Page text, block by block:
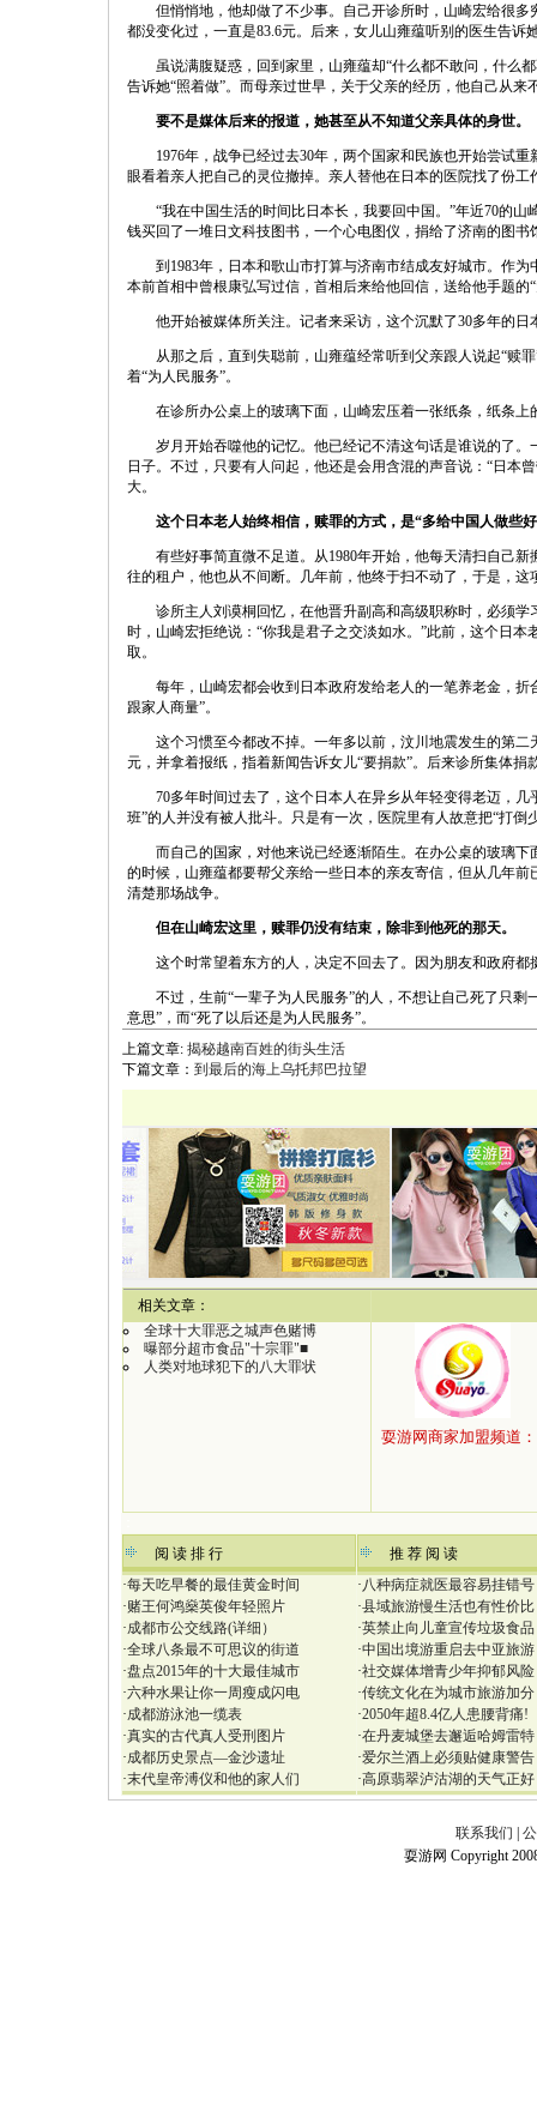
但悄悄地，他却做了不少事。自己开诊所时，山崎宏给很
都没变化过，一直是83.6元。后来，女儿山雍蕴听别的医生告诉
虽说满腹疑惑，回到家里，山雍蕴却“什么都不敢问，什么
告诉她“照着做”。而母亲过世早，关于父亲的经历，他自己从来
要不是媒体后来的报道，她甚至从不知道父亲具体的身世。
1976年，战争已经过去30年，两个国家和民族也开始尝试
眼看着亲人把自己的灵位撤掉。亲人替他在日本的医院找了份工
“我在中国生活的时间比日本长，我要回中国。”年近70的
钱买回了一堆日文科技图书，一个心电图仪，捐给了济南的图书
到1983年，日本和歌山市打算与济南市结成友好城市。作
本前首相中曾根康弘写过信，首相后来给他回信，送给他手题的
他开始被媒体所关注。记者来采访，这个沉默了30多年的
从那之后，直到失聪前，山雍蕴经常听到父亲跟人说起“赎
着“为人民服务”。
在诊所办公桌上的玻璃下面，山崎宏压着一张纸条，纸条
岁月开始吞噬他的记忆。他已经记不清这句话是谁说的了
日子。不过，只要有人问起，他还是会用含混的声音说：“日本
大。
这个日本老人始终相信，赎罪的方式，是“多给中国人做些
有些好事简直微不足道。从1980年开始，他每天清扫自己
往的租户，他也从不间断。几年前，他终于扫不动了，于是，
诊所主人刘谟桐回忆，在他晋升副高和高级职称时，必须
时，山崎宏拒绝说：“你我是君子之交淡如水。”此前，这个日
取。
每年，山崎宏都会收到日本政府发给老人的一笔养老金，
跟家人商量”。
这个习惯至今都改不掉。一年多以前，汶川地震发生的第
元，并拿着报纸，指着新闻告诉女儿“要捐款”。后来诊所集体捐
70多年时间过去了，这个日本人在异乡从年轻变得老迈，
班”的人并没有被人批斗。只是有一次，医院里有人故意把“打
而自己的国家，对他来说已经逐渐陌生。在办公桌的玻璃
的时候，山雍蕴都要帮父亲给一些日本的亲友寄信，但从几年
清楚那场战争。
但在山崎宏这里，赎罪仍没有结束，除非到他死的那天。
这个时常望着东方的人，决定不回去了。因为朋友和政府
不过，生前“一辈子为人民服务”的人，不想让自己死了只
意思”，而“死了以后还是为人民服务”。
上篇文章: 揭秘越南百姓的街头生活
下篇文章： 到最后的海上乌托邦巴拉望
相关文章：
全球十大罪恶之城声色赌博
曝部分超市食品"十宗罪"■
人类对地球犯下的八大罪状
阅 读 排 行
·每天吃早餐的最佳黄金时间
·赌王何鸿燊英俊年轻照片
·成都市公交线路(详细）
·全球八条最不可思议的街道
·盘点2015年的十大最佳城市
·六种水果让你一周瘦成闪电
·成都游泳池一缆表
·真实的古代真人受刑图片
·成都历史景点—金沙遗址
·末代皇帝溥仪和他的家人们
推 荐 阅 读
·八种病症就医最容易挂错号
·县域旅游慢生活也有性价比
·英禁止向儿童宣传垃圾食品
·中国出境游重启去中亚旅游
·社交媒体增青少年抑郁风险
·传统文化在为城市旅游加分
·2050年超8.4亿人患腰背痛!
·在丹麦城堡去邂逅哈姆雷特
·爱尔兰酒上必须贴健康警告
·高原翡翠泸沽湖的天气正好
联系我们
耍游网 Copyright